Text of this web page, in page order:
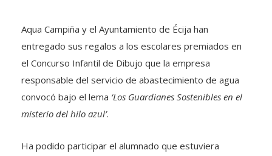
Aqua Campiña y el Ayuntamiento de Écija han
entregado sus regalos a los escolares premiados en
el Concurso Infantil de Dibujo que la empresa
responsable del servicio de abastecimiento de agua
convocó bajo el lema ‘Los Guardianes Sostenibles en el
misterio del hilo azul’.
Ha podido participar el alumnado que estuviera